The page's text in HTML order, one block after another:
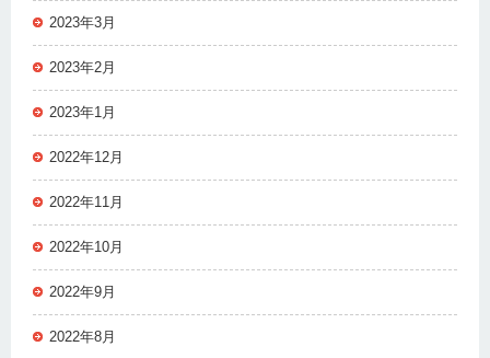
2023年3月
2023年2月
2023年1月
2022年12月
2022年11月
2022年10月
2022年9月
2022年8月